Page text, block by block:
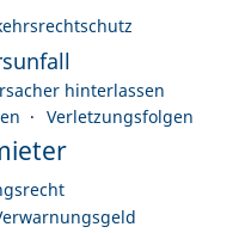
hinterlassen
Verletzungsfolgen